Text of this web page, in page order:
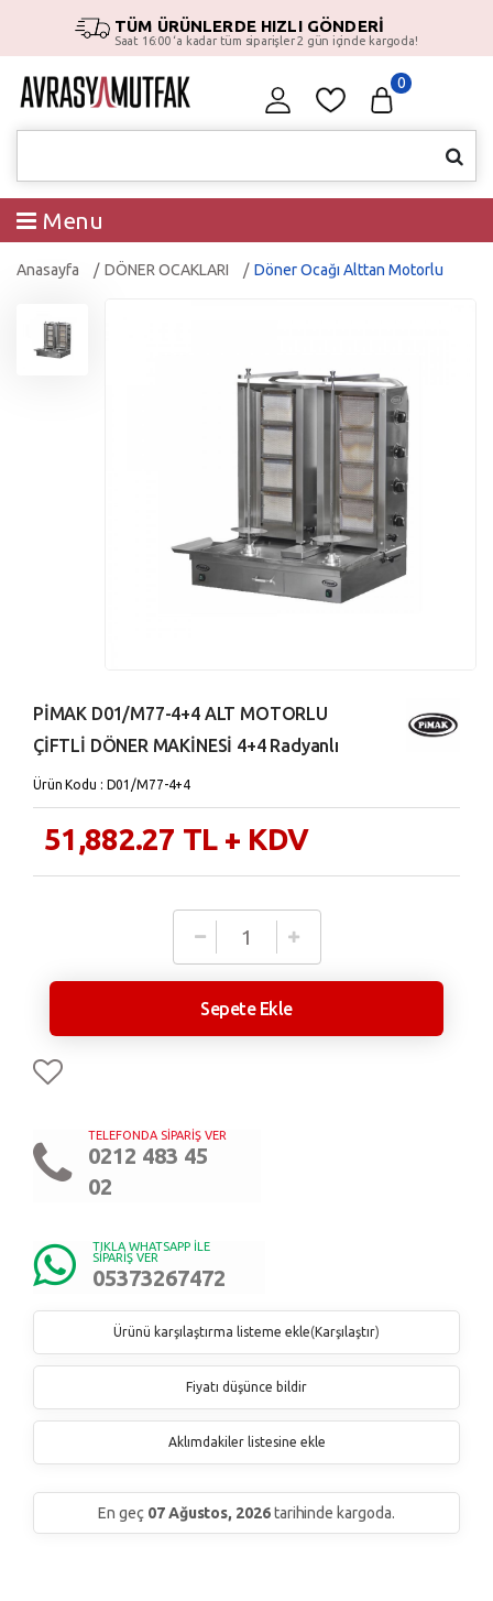
TÜM ÜRÜNLERDE HIZLI GÖNDERİ
Saat 16:00 ‘a kadar tüm siparişler 2 gün içinde kargoda!
0
Menu
Anasayfa DÖNER OCAKLARI Döner Ocağı Alttan Motorlu
PİMAK D01/M77-4+4 ALT MOTORLU
ÇİFTLİ DÖNER MAKİNESİ 4+4 Radyanlı
Ürün Kodu : D01/M77-4+4
51,882.27 TL + KDV
TELEFONDA SİPARİŞ VER
0212 483 45
02
TIKLA WHATSAPP İLE
SİPARİŞ VER
05373267472
Sepete Ekle
Ürünü karşılaştırma listeme ekle(Karşılaştır)
Fiyatı düşünce bildir
Aklımdakiler listesine ekle
En geç 07 Ağustos, 2026tarihinde kargoda.